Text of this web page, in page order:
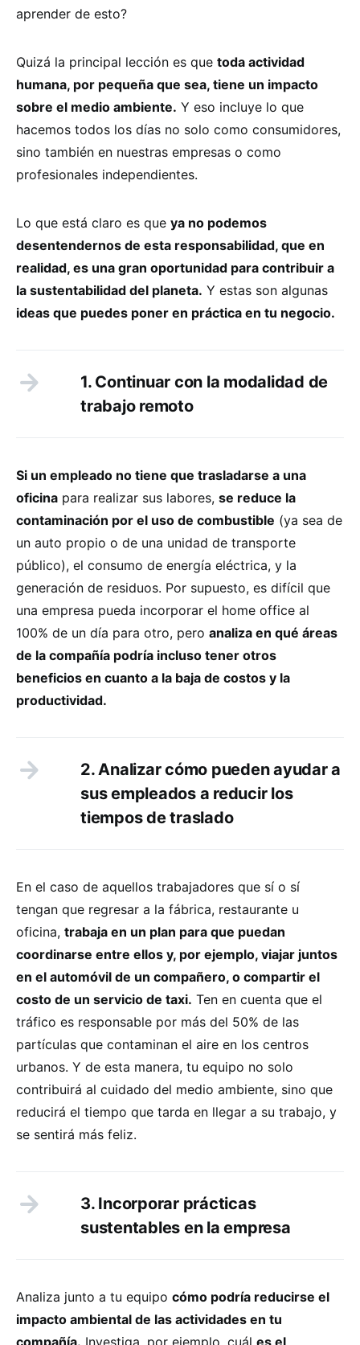
aprender de esto?
Quizá la principal lección es que toda actividad
humana, por pequeña que sea, tiene un impacto
sobre el medio ambiente. Y eso incluye lo que
hacemos todos los días no solo como consumidores,
sino también en nuestras empresas o como
profesionales independientes.
Lo que está claro es que ya no podemos
desentendernos de esta responsabilidad, que en
realidad, es una gran oportunidad para contribuir a
la sustentabilidad del planeta. Y estas son algunas
ideas que puedes poner en práctica en tu negocio.
1. Continuar con la modalidad de
trabajo remoto
Si un empleado no tiene que trasladarse a una
oficina para realizar sus labores, se reduce la
contaminación por el uso de combustible (ya sea de
un auto propio o de una unidad de transporte
público), el consumo de energía eléctrica, y la
generación de residuos. Por supuesto, es difícil que
una empresa pueda incorporar el home office al
100% de un día para otro, pero analiza en qué áreas
de la compañía podría incluso tener otros
beneficios en cuanto a la baja de costos y la
productividad.
2. Analizar cómo pueden ayudar a
sus empleados a reducir los
tiempos de traslado
En el caso de aquellos trabajadores que sí o sí
tengan que regresar a la fábrica, restaurante u
oficina, trabaja en un plan para que puedan
coordinarse entre ellos y, por ejemplo, viajar juntos
en el automóvil de un compañero, o compartir el
costo de un servicio de taxi. Ten en cuenta que el
tráfico es responsable por más del 50% de las
partículas que contaminan el aire en los centros
urbanos. Y de esta manera, tu equipo no solo
contribuirá al cuidado del medio ambiente, sino que
reducirá el tiempo que tarda en llegar a su trabajo, y
se sentirá más feliz.
3. Incorporar prácticas
sustentables en la empresa
Analiza junto a tu equipo cómo podría reducirse el
impacto ambiental de las actividades en tu
compañía. Investiga, por ejemplo, cuál es el